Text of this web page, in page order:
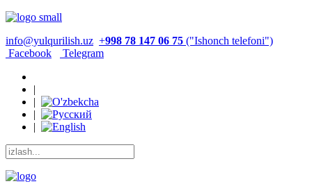
info@yulqurilish.uz +998 78 147 06 75 ("Ishonch telefoni")
Facebook
Telegram
|
|
|
|